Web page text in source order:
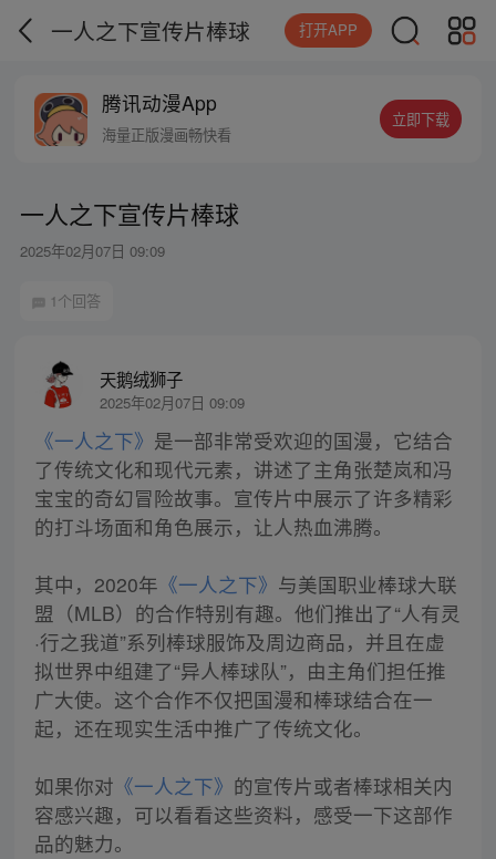
一人之下宣传片棒球 打开APP
腾讯动漫App
海量正版漫画畅快看
立即下载
一人之下宣传片棒球
2025年02月07日 09:09
1个回答
天鹅绒狮子
2025年02月07日 09:09
《一人之下》 是一部非常受欢迎的国漫，它结合
了传统文化和现代元素，讲述了主角张楚岚和冯
宝宝的奇幻冒险故事。宣传片中展示了许多精彩
的打斗场面和角色展示，让人热血沸腾。
其中，2020年 《一人之下》 与美国职业棒球大联
盟（MLB）的合作特别有趣。他们推出了“人有灵
·行之我道”系列棒球服饰及周边商品，并且在虚
拟世界中组建了“异人棒球队”，由主角们担任推
广大使。这个合作不仅把国漫和棒球结合在一
起，还在现实生活中推广了传统文化。
如果你对 《一人之下》 的宣传片或者棒球相关内
容感兴趣，可以看看这些资料，感受一下这部作
品的魅力。